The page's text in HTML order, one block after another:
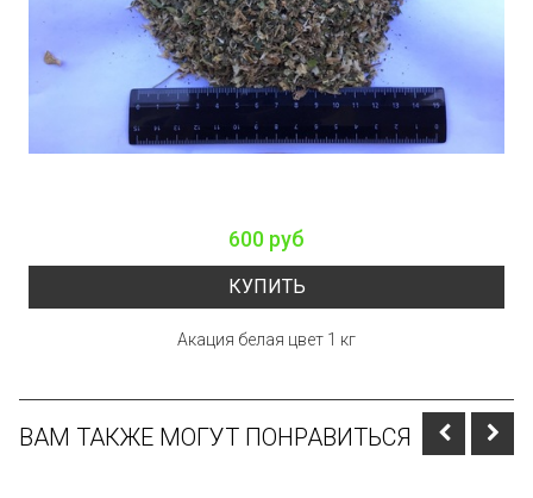
600 руб
КУПИТЬ
Акация белая цвет 1 кг
ВАМ ТАКЖЕ МОГУТ ПОНРАВИТЬСЯ